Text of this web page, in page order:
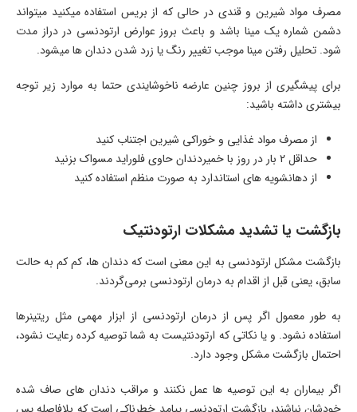
مصرف مواد شیرین و قندی در حالی که از بریس استفاده میکنید میتواند
دشمن شماره یک مینا باشد و باعث بروز عوارض ارتودنسی در دراز مدت
شود. تحلیل رفتن مینا موجب تغییر رنگ یا زرد شدن دندان ها میشود.
برای پیشگیری از بروز چنین عارضه ناخوشایندی حتما به موارد زیر توجه
بیشتری داشته باشید:
از مصرف مواد غذایی و خوراکی شیرین اجتناب کنید
حداقل 2 بار در روز با خمیردندان حاوی فلوراید مسواک بزنید
از دهانشویه های استاندارد به صورت منظم استفاده کنید
بازگشت یا تشدید مشکلات ارتودنتیک
بازگشت مشکل ارتودنسی به این معنی است که دندان ها، کم کم به حالت
سابق، یعنی قبل از اقدام به درمان ارتودنسی برمی‌گردند.
به طور معمول اگر پس از درمان ارتودنسی از ابزار مهمی مثل ریتینرها
استفاده نشود. و یا نکاتی که ارتودنتیست به شما توصیه کرده رعایت نشود،
احتمال بازگشت مشکل وجود دارد.
اگر بیماران به این توصیه ها عمل نکنند و مراقب دندان های صاف شده